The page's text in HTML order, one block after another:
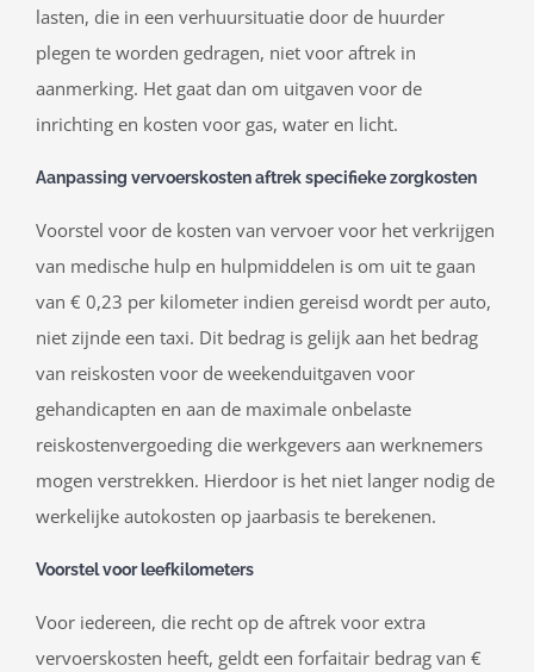
lasten, die in een verhuursituatie door de huurder
plegen te worden gedragen, niet voor aftrek in
aanmerking. Het gaat dan om uitgaven voor de
inrichting en kosten voor gas, water en licht.
Aanpassing vervoerskosten aftrek specifieke zorgkosten
Voorstel voor de kosten van vervoer voor het verkrijgen
van medische hulp en hulpmiddelen is om uit te gaan
van € 0,23 per kilometer indien gereisd wordt per auto,
niet zijnde een taxi. Dit bedrag is gelijk aan het bedrag
van reiskosten voor de weekenduitgaven voor
gehandicapten en aan de maximale onbelaste
reiskostenvergoeding die werkgevers aan werknemers
mogen verstrekken. Hierdoor is het niet langer nodig de
werkelijke autokosten op jaarbasis te berekenen.
Voorstel voor leefkilometers
Voor iedereen, die recht op de aftrek voor extra
vervoerskosten heeft, geldt een forfaitair bedrag van €